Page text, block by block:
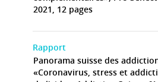
2021, 12 pages
Rapport
Panorama suisse des
«Coronavirus, stress et